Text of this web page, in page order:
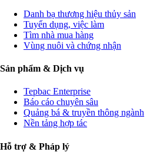
Danh bạ thương hiệu thủy sản
Tuyển dụng, việc làm
Tìm nhà mua hàng
Vùng nuôi và chứng nhận
Sản phẩm & Dịch vụ
Tepbac Enterprise
Báo cáo chuyên sâu
Quảng bá & truyền thông ngành
Nền tảng hợp tác
Hỗ trợ & Pháp lý